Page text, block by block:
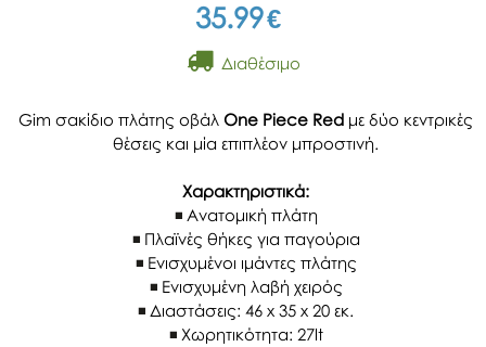
35.99€
Διαθέσιμο
Gim σακίδιο πλάτης οβάλ One Piece Red με δύο κεντρικές
θέσεις και μία επιπλέον μπροστινή.
Χαρακτηριστικά:
Ανατομική πλάτη
Πλαϊνές θήκες για παγούρια
Ενισχυμένοι ιμάντες πλάτης
Ενισχυμένη λαβή χειρός
Διαστάσεις: 46 x 35 x 20 εκ.
Χωρητικότητα: 27lt